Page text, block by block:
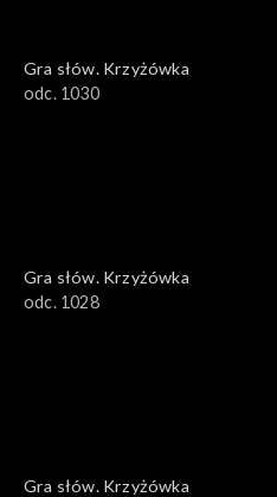
Gra słów. Krzyżówka
odc. 1030
Gra słów. Krzyżówka
odc. 1028
Gra słów. Krzyżówka